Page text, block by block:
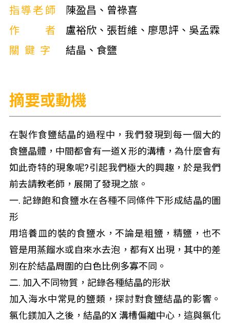
指導老師
陳盈昌、曾祿喜
作者
盧裕欣、張哲維、廖思評、吳孟霖
關鍵字
結晶、食鹽
摘要或動機
在製作食鹽結晶的過程中，我們發現到每一個大的
食鹽晶體，中間都會有一道X 形的溝槽，為什麼會有
如此奇特的現象呢?引起我們極大的興趣，於是我們
前去請教老師，展開了發現之旅。
一. 記錄飽和食鹽水在各種不同條件下形成結晶的圖
形
用培養皿的裝的食鹽水，不論是粗鹽，精鹽，也不
管是用蒸餾水或自來水去泡，都有X 出現，其中的差
別在於結晶周圍的白色比例多寡不同。
二. 加入不同物質，記錄各種結晶的形狀
加入海水中常見的鹽類，探討對食鹽結晶的影響。
氯化鎂加入之後，結晶的X 溝槽偏離中心，這與氯化